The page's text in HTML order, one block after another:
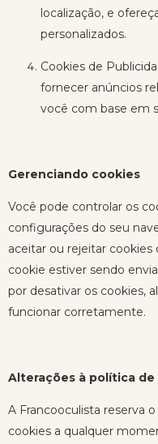
localização, e
personalizados.
Cookies de
fornecer anúncios
você com base em
Gerenciando cookies
Você pode controlar os
configurações do seu
aceitar ou rejeitar
cookie estiver sendo
por desativar os cookies,
funcionar corretamente.
Alterações à política
A Francooculista reserva
cookies a qualquer